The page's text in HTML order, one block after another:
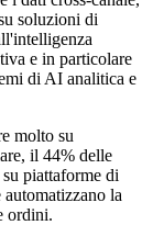
soluzioni di
e in particolare
di AI analitica e
molto su
il 44% delle
piattaforme di
la
ordini.